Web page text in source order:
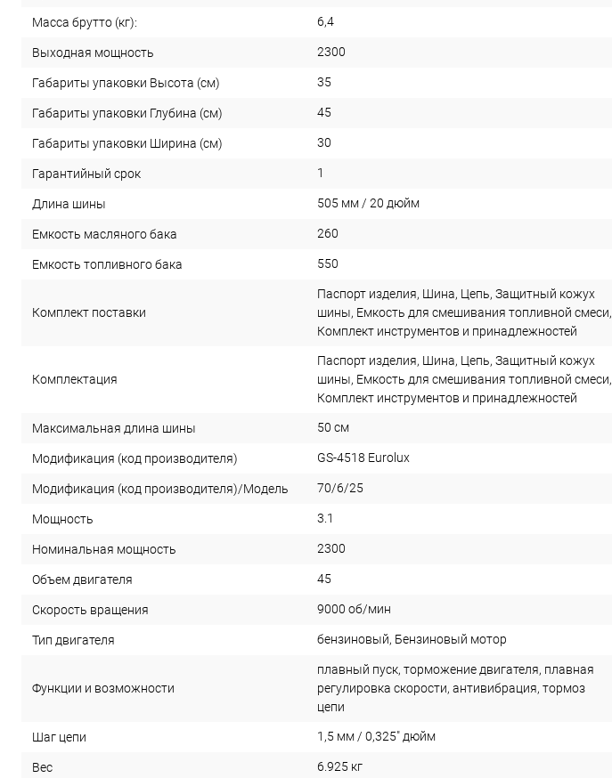
Масса брутто (кг): 6,4
Выходная мощность 2300
Габариты упаковки Высота (см) 35
Габариты упаковки Глубина (см) 45
Габариты упаковки Ширина (см) 30
Гарантийный срок 1
Длина шины 505 мм / 20 дюйм
Емкость масляного бака 260
Емкость топливного бака 550
Комплект поставки
Паспорт изделия, Шина, Цепь, Защитный кожух
шины, Емкость для смешивания топливной смеси,
Комплект инструментов и принадлежностей
Комплектация
Паспорт изделия, Шина, Цепь, Защитный кожух
шины, Емкость для смешивания топливной смеси,
Комплект инструментов и принадлежностей
Максимальная длина шины 50 см
Модификация (код производителя) GS-4518 Eurolux
Модификация (код производителя)/Модель 70/6/25
Мощность 3.1
Номинальная мощность 2300
Объем двигателя 45
Скорость вращения 9000 об/мин
Тип двигателя бензиновый, Бензиновый мотор
Функции и возможности
плавный пуск, торможение двигателя, плавная
регулировка скорости, антивибрация, тормоз
цепи
Шаг цепи 1,5 мм / 0,325" дюйм
Вес 6.925 кг